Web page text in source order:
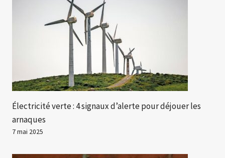
Électricité verte : 4 signaux d’alerte pour déjouer les
arnaques
7 mai 2025